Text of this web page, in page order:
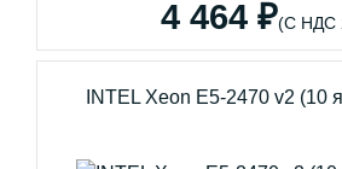
4 464 ₽(С НДС
INTEL Xeon E5-2470 v2 (10